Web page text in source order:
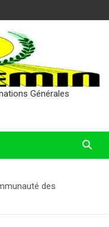
Générales
des